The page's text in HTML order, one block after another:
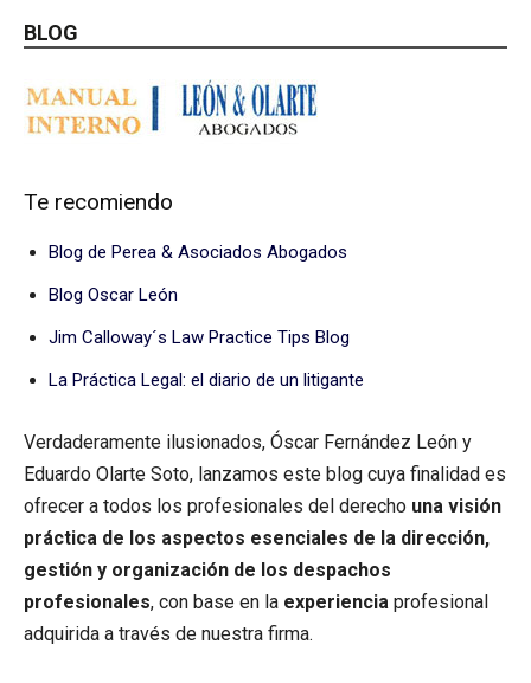
BLOG
Te recomiendo
Blog de Perea & Asociados Abogados
Blog Oscar León
Jim Calloway´s Law Practice Tips Blog
La Práctica Legal: el diario de un litigante
Verdaderamente ilusionados, Óscar Fernández León y
Eduardo Olarte Soto, lanzamos este blog cuya finalidad es
ofrecer a todos los profesionales del derecho una visión
práctica de los aspectos esenciales de la dirección,
gestión y organización de los despachos
profesionales, con base en la experiencia profesional
adquirida a través de nuestra firma.